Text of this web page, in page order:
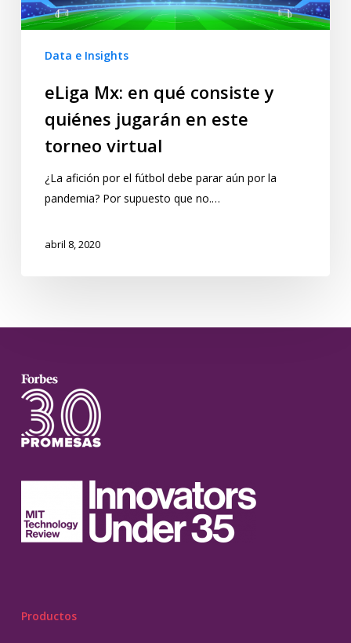
Data e Insights
eLiga Mx: en qué consiste y
quiénes jugarán en este
torneo virtual
¿La afición por el fútbol debe parar aún por la
pandemia? Por supuesto que no.…
abril 8, 2020
Productos